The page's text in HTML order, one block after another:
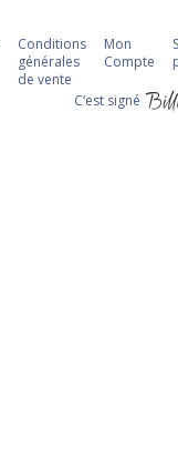
Conditions
générales
de vente
Mon
Compte
C‘est signé